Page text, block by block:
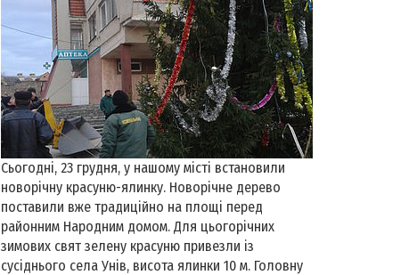
Сьогодні, 23 грудня, у нашому місті встановили
новорічну красуню-ялинку. Новорічне дерево
поставили вже традиційно на площі перед
районним Народним домом. Для цьогорічних
зимових свят зелену красуню привезли із
сусіднього села Унів, висота ялинки 10 м. Головну